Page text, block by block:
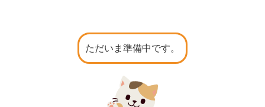
ただいま準備中です。